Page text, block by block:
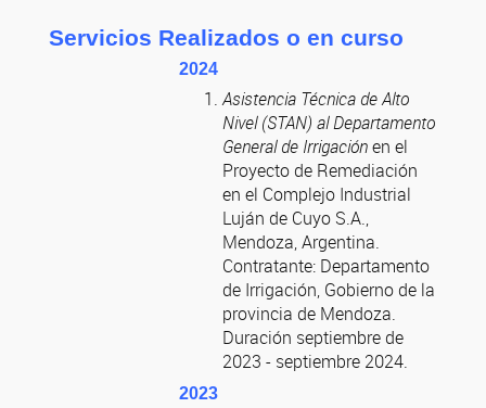
Servicios Realizados o en curso
2024
Asistencia Técnica de Alto
Nivel (STAN) al Departamento
General de Irrigaciónen el
Proyecto de Remediación
en el Complejo Industrial
Luján de Cuyo S.A.,
Mendoza, Argentina.
Contratante: Departamento
de Irrigación, Gobierno de la
provincia de Mendoza.
Duración septiembre de
2023 - septiembre 2024.
2023